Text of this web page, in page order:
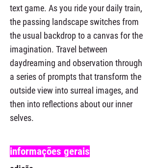
text game. As you ride your daily train,
the passing landscape switches from
the usual backdrop to a canvas for the
imagination. Travel between
daydreaming and observation through
a series of prompts that transform the
outside view into surreal images, and
then into reflections about our inner
selves.
informações gerais